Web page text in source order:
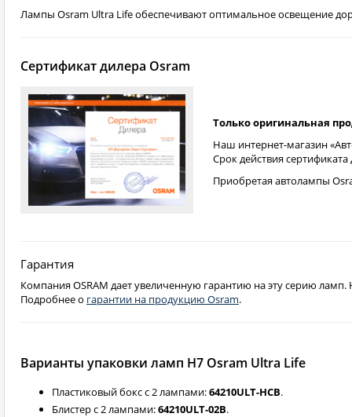
Лампы Osram Ultra Life обеспечивают оптимальное освещение
Сертификат дилера Osram
Только оригинальная
Наш интернет-магазин
Срок действия сертификата
Приобретая автолампы
Гарантия
Компания OSRAM дает увеличенную гарантию на эту серию
Подробнее о гарантии на продукцию Osram.
Варианты упаковки ламп H7 Osram Ultra Life
Пластиковый бокс с 2 лампами:64210ULT-HCB.
Блистер с 2 лампами:64210ULT-02B.